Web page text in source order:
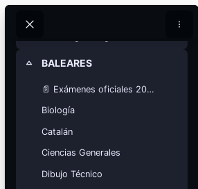
Buscar
Colapsar
BALEARES
📄 Exámenes oficiales 2025
Biología
Catalán
Ciencias Generales
Dibujo Técnico